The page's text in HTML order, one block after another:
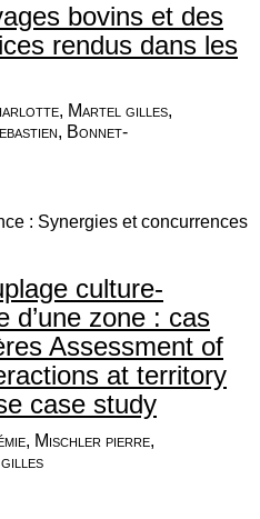
bovins et des
rendus dans les
Martel gilles,
Bonnet-
: Synergies et concurrences
culture-
d’une zone : cas
Assessment of
at territory
case study
Mischler pierre,